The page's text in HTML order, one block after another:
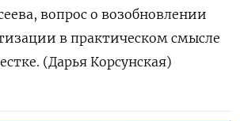
вопрос о возобновлении
в практическом смысле
(Дарья Корсунская)